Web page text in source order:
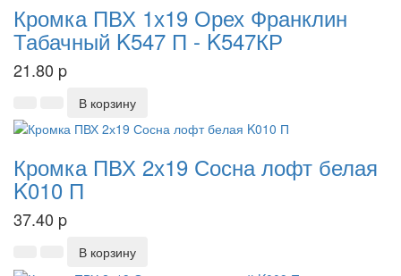
Кромка ПВХ 1х19 Орех Франклин
Табачный K547 П - K547КР
21.80 p
В корзину
Кромка ПВХ 2х19 Сосна лофт белая
K010 П
37.40 p
В корзину